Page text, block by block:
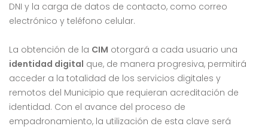
DNI y la carga de datos de contacto, como correo
electrónico y teléfono celular.
La obtención de la CIM otorgará a cada usuario una
identidad digital que, de manera progresiva, permitirá
acceder a la totalidad de los servicios digitales y
remotos del Municipio que requieran acreditación de
identidad. Con el avance del proceso de
empadronamiento, la utilización de esta clave será